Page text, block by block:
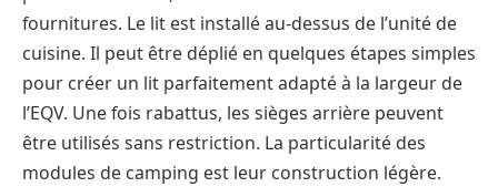
fournitures. Le lit est installé au-dessus de l’unité de
cuisine. Il peut être déplié en quelques étapes simples
pour créer un lit parfaitement adapté à la largeur de
l’EQV. Une fois rabattus, les sièges arrière peuvent
être utilisés sans restriction. La particularité des
modules de camping est leur construction légère.